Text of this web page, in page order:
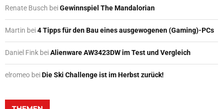
Renate Busch beiGewinnspiel The Mandalorian
Martin bei4 Tipps für den Bau eines ausgewogenen (Gaming)-PCs
Daniel Fink beiAlienware AW3423DW im Test und Vergleich
elromeo beiDie Ski Challenge ist im Herbst zurück!